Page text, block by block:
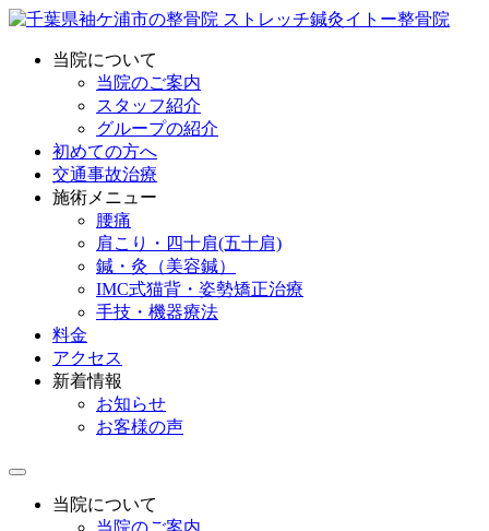
当院について
当院のご案内
スタッフ紹介
グループの紹介
初めての方へ
交通事故治療
施術メニュー
腰痛
肩こり・四十肩(五十肩)
鍼・灸（美容鍼）
IMC式猫背・姿勢矯正治療
手技・機器療法
料金
アクセス
新着情報
お知らせ
お客様の声
当院について
当院のご案内